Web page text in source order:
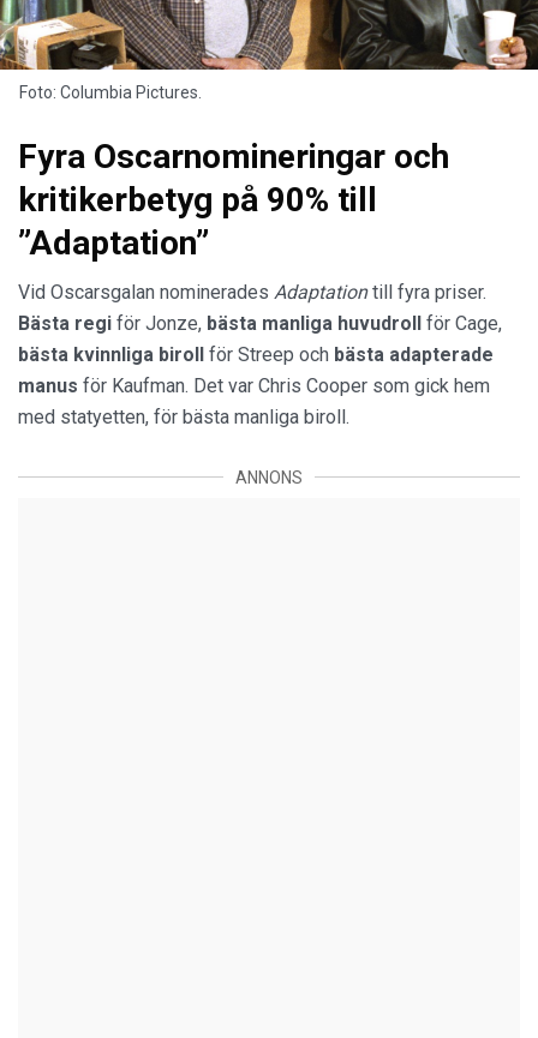
Foto: Columbia Pictures.
Fyra Oscarnomineringar och
kritikerbetyg på 90% till
”Adaptation”
Vid Oscarsgalan nominerades Adaptationtill fyra priser.
Bästa regi för Jonze, bästa manliga huvudroll för Cage,
bästa kvinnliga biroll för Streep och bästa adapterade
manus för Kaufman. Det var Chris Cooper som gick hem
med statyetten, för bästa manliga biroll.
ANNONS